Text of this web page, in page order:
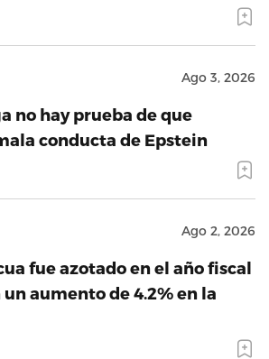
Ago 3, 2026
no hay prueba de que
conducta de Epstein
Ago 2, 2026
fue azotado en el año fiscal
aumento de 4.2% en la